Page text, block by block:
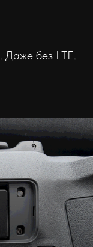
. Даже без LTE.